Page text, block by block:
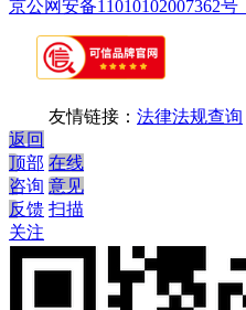
京公网安备11010102007362号
友情链接： 法律法规查询
返回
顶部 在线
咨询 意见
反馈 扫描
关注